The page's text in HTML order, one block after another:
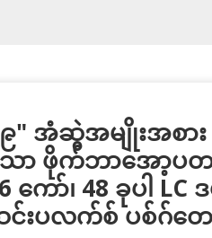
" အံဆွဲအမျိုးအစာ
ာ ဖိုက်ဘာအော့ပတစ်
ကော်၊ 48 ခုပါ
းပလက်စ် ပစ်ဂ်တ